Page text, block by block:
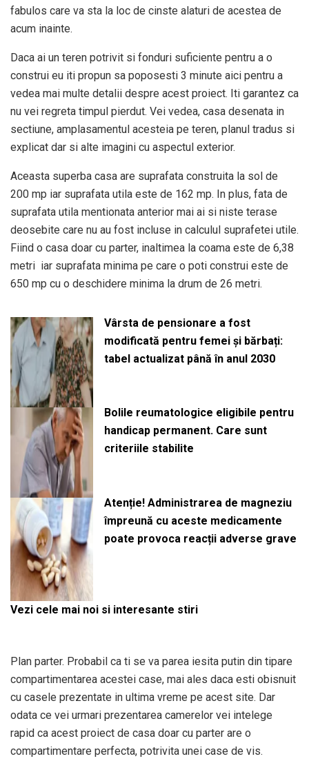
fabulos care va sta la loc de cinste alaturi de acestea de
acum inainte.
Daca ai un teren potrivit si fonduri suficiente pentru a o
construi eu iti propun sa poposesti 3 minute aici pentru a
vedea mai multe detalii despre acest proiect. Iti garantez ca
nu vei regreta timpul pierdut. Vei vedea, casa desenata in
sectiune, amplasamentul acesteia pe teren, planul tradus si
explicat dar si alte imagini cu aspectul exterior.
Aceasta superba casa are suprafata construita la sol de
200 mp iar suprafata utila este de 162 mp. In plus, fata de
suprafata utila mentionata anterior mai ai si niste terase
deosebite care nu au fost incluse in calculul suprafetei utile.
Fiind o casa doar cu parter, inaltimea la coama este de 6,38
metri iar suprafata minima pe care o poti construi este de
650 mp cu o deschidere minima la drum de 26 metri.
Vârsta de pensionare a fost
modificată pentru femei și bărbați:
tabel actualizat până în anul 2030
Bolile reumatologice eligibile pentru
handicap permanent. Care sunt
criteriile stabilite
Atenție! Administrarea de magneziu
împreună cu aceste medicamente
poate provoca reacții adverse grave
Vezi cele mai noi si interesante stiri
Plan parter. Probabil ca ti se va parea iesita putin din tipare
compartimentarea acestei case, mai ales daca esti obisnuit
cu casele prezentate in ultima vreme pe acest site. Dar
odata ce vei urmari prezentarea camerelor vei intelege
rapid ca acest proiect de casa doar cu parter are o
compartimentare perfecta, potrivita unei case de vis.